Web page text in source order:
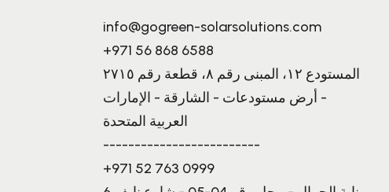
info@gogreen-solarsolutions.com
+971 56 868 6588
المستودع ١٢، المبنى رقم ٨، قطعة رقم ٢٧١٥
- أرض مستودعات - الشارقة - الإمارات
العربية المتحدة
-------------------------
+971 52 763 0999